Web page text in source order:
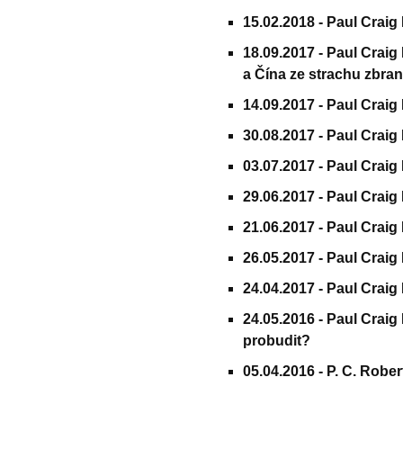
15.02.2018 - Paul
18.09.2017 - Paul
a Čína ze strachu
14.09.2017 - Paul
30.08.2017 - Paul
03.07.2017 - Paul
29.06.2017 - Paul Craig
21.06.2017 - Paul
26.05.2017 - Paul Craig
24.04.2017 - Paul
24.05.2016 - Paul
probudit?
05.04.2016 - P. C.